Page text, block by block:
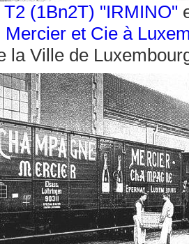
(1Bn2T) "IRMINO"
Mercier et Cie à
la Ville de